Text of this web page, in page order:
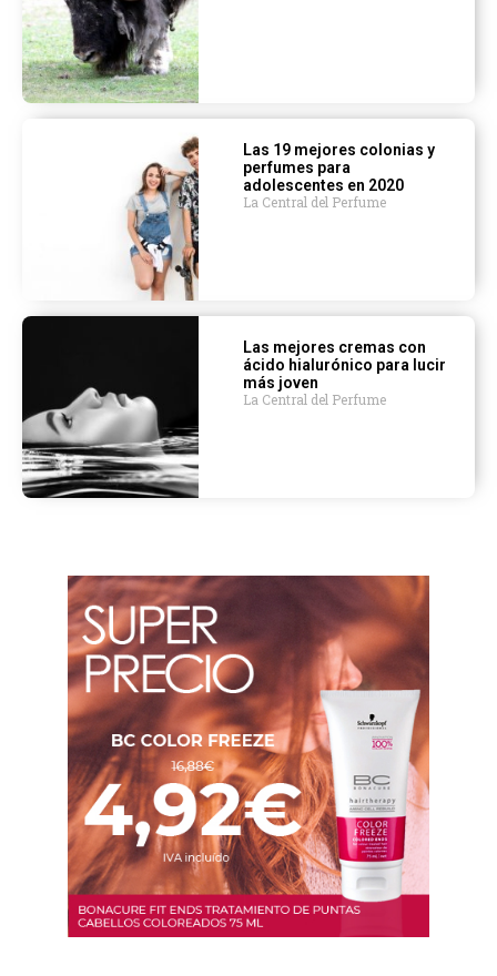
Las 19 mejores colonias y
perfumes para
adolescentes en 2020
La Central del Perfume
Las mejores cremas con
ácido hialurónico para lucir
más joven
La Central del Perfume